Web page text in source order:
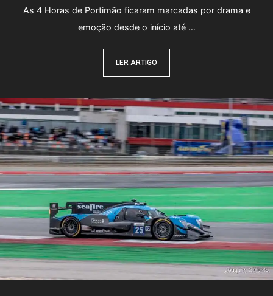
As 4 Horas de Portimão ficaram marcadas por drama e
emoção desde o início até …
LER ARTIGO